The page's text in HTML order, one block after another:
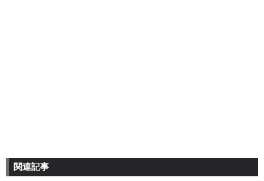
関連記事